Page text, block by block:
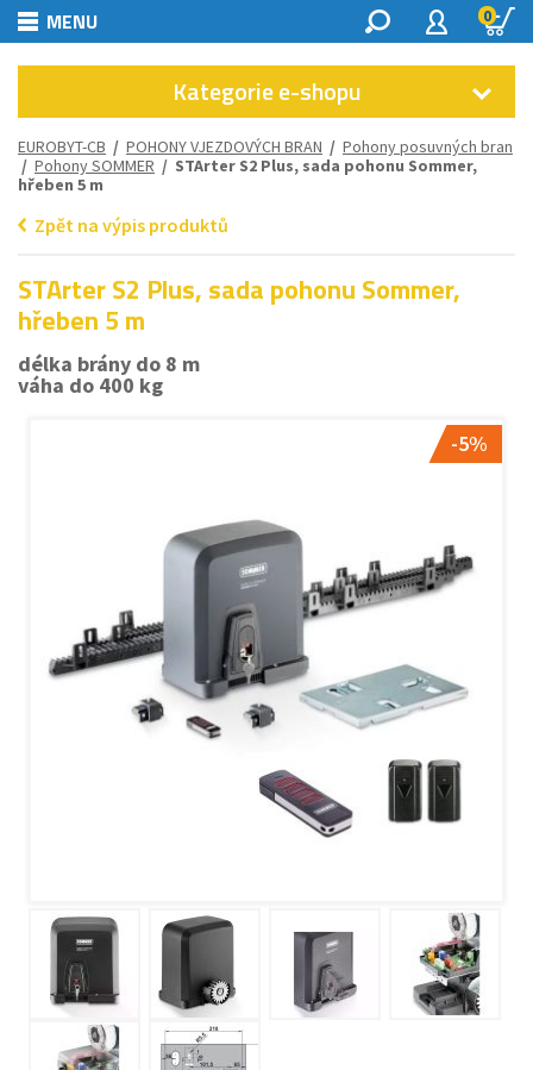
MENU 0
Kategorie e-shopu
EUROBYT-CB / POHONY VJEZDOVÝCH BRAN / Pohony posuvných bran
/ Pohony SOMMER / STArter S2 Plus, sada pohonu Sommer,
hřeben 5 m
Zpět na výpis produktů
STArter S2 Plus, sada pohonu Sommer,
hřeben 5 m
délka brány do 8 m
váha do 400 kg
-5%